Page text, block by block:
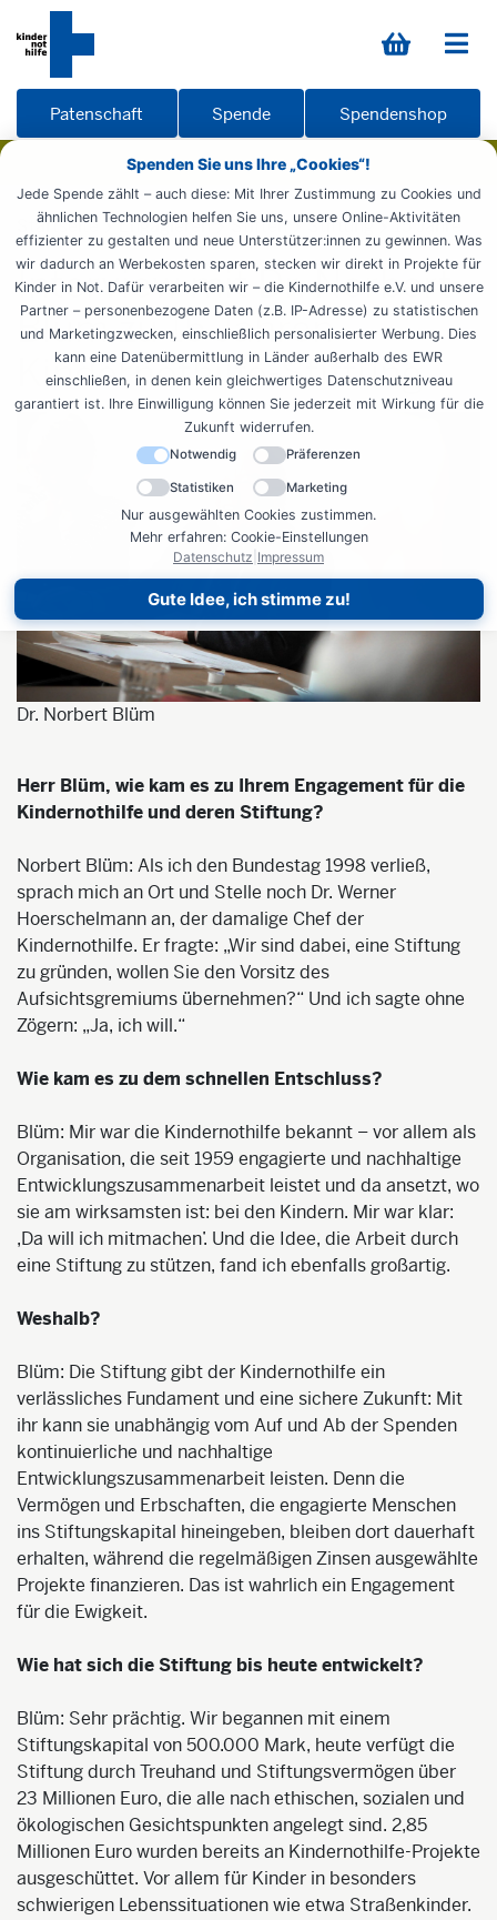
Spenden Sie uns Ihre „Cookies“!
Jede Spende zählt – auch diese: Mit Ihrer Zustimmung zu Cookies und
ähnlichen Technologien helfen Sie uns, unsere Online-Aktivitäten
effizienter zu gestalten und neue Unterstützer:innen zu gewinnen. Was
wir dadurch an Werbekosten sparen, stecken wir direkt in Projekte für
Kinder in Not. Dafür verarbeiten wir – die Kindernothilfe e.V. und unsere
Partner – personenbezogene Daten (z.B. IP-Adresse) zu statistischen
und Marketingzwecken, einschließlich personalisierter Werbung. Dies
kann eine Datenübermittlung in Länder außerhalb des EWR
einschließen, in denen kein gleichwertiges Datenschutzniveau
garantiert ist. Ihre Einwilligung können Sie jederzeit mit Wirkung für die
Zukunft widerrufen.
Notwendig Präferenzen
Statistiken Marketing
Nur ausgewählten Cookies zustimmen.
Mehr erfahren: Cookie-Einstellungen
Datenschutz Impressum
Gute Idee, ich stimme zu!
Patenschaft Spende Spendenshop
Startseite Engagieren Stiften Stiftung 15 Jahre
Interview mit Dr. Norbert
Blüm zu 15 Jahren
Kindernothilfe-Stiftung
Dr. Norbert Blüm
Herr Blüm, wie kam es zu Ihrem Engagement für die
Kindernothilfe und deren Stiftung?
Norbert Blüm: Als ich den Bundestag 1998 verließ,
sprach mich an Ort und Stelle noch Dr. Werner
Hoerschelmann an, der damalige Chef der
Kindernothilfe. Er fragte: „Wir sind dabei, eine Stiftung
zu gründen, wollen Sie den Vorsitz des
Aufsichtsgremiums übernehmen?“ Und ich sagte ohne
Zögern: „Ja, ich will.“
Wie kam es zu dem schnellen Entschluss?
Blüm: Mir war die Kindernothilfe bekannt – vor allem als
Organisation, die seit 1959 engagierte und nachhaltige
Entwicklungszusammenarbeit leistet und da ansetzt, wo
sie am wirksamsten ist: bei den Kindern. Mir war klar:
,Da will ich mitmachen’. Und die Idee, die Arbeit durch
eine Stiftung zu stützen, fand ich ebenfalls großartig.
Weshalb?
Blüm: Die Stiftung gibt der Kindernothilfe ein
verlässliches Fundament und eine sichere Zukunft: Mit
ihr kann sie unabhängig vom Auf und Ab der Spenden
kontinuierliche und nachhaltige
Entwicklungszusammenarbeit leisten. Denn die
Vermögen und Erbschaften, die engagierte Menschen
ins Stiftungskapital hineingeben, bleiben dort dauerhaft
erhalten, während die regelmäßigen Zinsen ausgewählte
Projekte finanzieren. Das ist wahrlich ein Engagement
für die Ewigkeit.
Wie hat sich die Stiftung bis heute entwickelt?
Blüm: Sehr prächtig. Wir begannen mit einem
Stiftungskapital von 500.000 Mark, heute verfügt die
Stiftung durch Treuhand und Stiftungsvermögen über
23 Millionen Euro, die alle nach ethischen, sozialen und
ökologischen Gesichtspunkten angelegt sind. 2,85
Millionen Euro wurden bereits an Kindernothilfe-Projekte
ausgeschüttet. Vor allem für Kinder in besonders
schwierigen Lebenssituationen wie etwa Straßenkinder.